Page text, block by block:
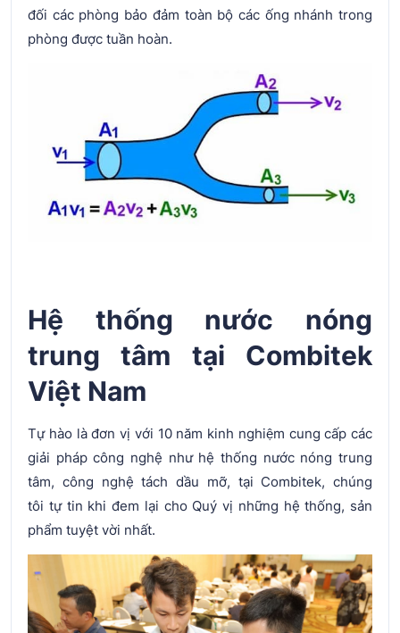
đối các phòng bảo đảm toàn bộ các ống nhánh trong
phòng được tuần hoàn.
Hệ thống nước nóng
trung tâm tại Combitek
Việt Nam
Tự hào là đơn vị với 10 năm kinh nghiệm cung cấp các
giải pháp công nghệ như hệ thống nước nóng trung
tâm, công nghệ tách dầu mỡ, tại Combitek, chúng
tôi tự tin khi đem lại cho Quý vị những hệ thống, sản
phẩm tuyệt vời nhất.